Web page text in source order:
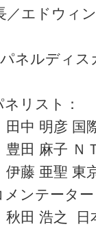
／エドウィ
パネルディ
リスト：
明彦 国際
豊田 麻子 Ｎ
伊藤 亜聖 東
ンテーター
秋田 浩之 日